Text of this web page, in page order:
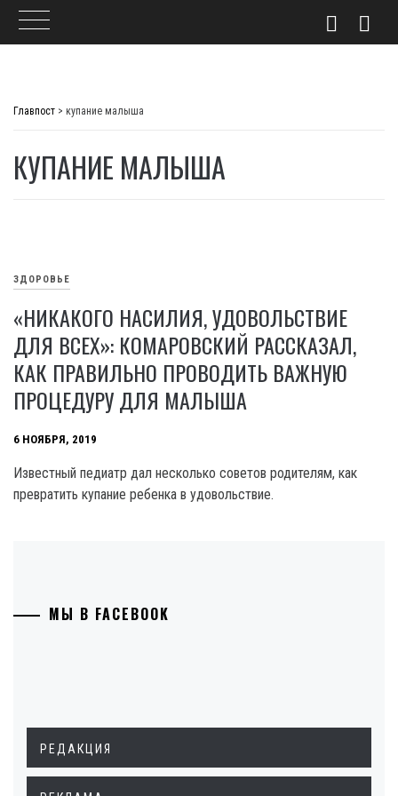
Главпост > купание малыша
КУПАНИЕ МАЛЫША
ЗДОРОВЬЕ
«НИКАКОГО НАСИЛИЯ, УДОВОЛЬСТВИЕ
ДЛЯ ВСЕХ»: КОМАРОВСКИЙ РАССКАЗАЛ,
КАК ПРАВИЛЬНО ПРОВОДИТЬ ВАЖНУЮ
ПРОЦЕДУРУ ДЛЯ МАЛЫША
6 НОЯБРЯ, 2019
Известный педиатр дал несколько советов родителям, как
превратить купание ребенка в удовольствие.
МЫ В FACEBOOK
РЕДАКЦИЯ